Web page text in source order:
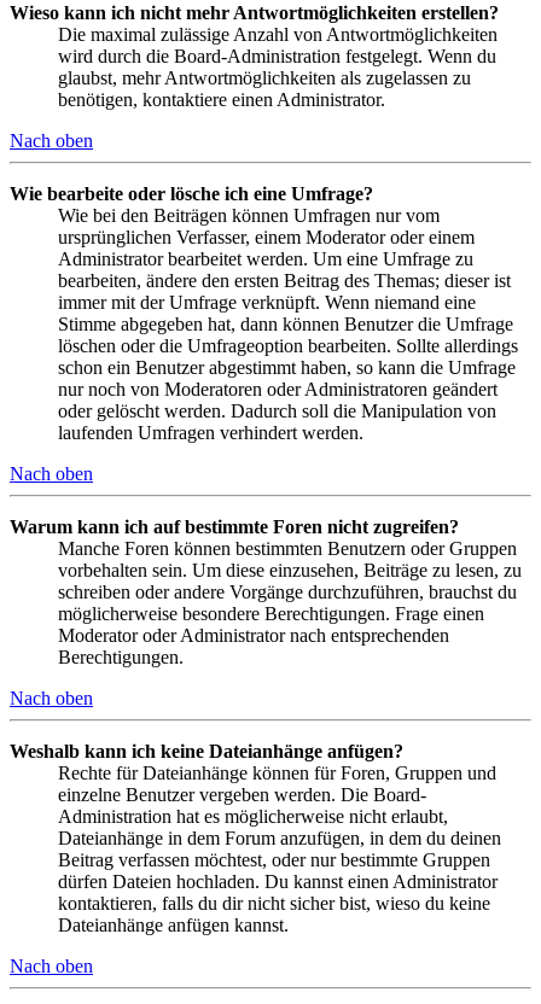
Wieso kann ich nicht mehr Antwortmöglichkeiten erstellen?
Die maximal zulässige Anzahl von Antwortmöglichkeiten
wird durch die Board-Administration festgelegt. Wenn du
glaubst, mehr Antwortmöglichkeiten als zugelassen zu
benötigen, kontaktiere einen Administrator.
Nach oben
Wie bearbeite oder lösche ich eine Umfrage?
Wie bei den Beiträgen können Umfragen nur vom
ursprünglichen Verfasser, einem Moderator oder einem
Administrator bearbeitet werden. Um eine Umfrage zu
bearbeiten, ändere den ersten Beitrag des Themas; dieser ist
immer mit der Umfrage verknüpft. Wenn niemand eine
Stimme abgegeben hat, dann können Benutzer die Umfrage
löschen oder die Umfrageoption bearbeiten. Sollte allerdings
schon ein Benutzer abgestimmt haben, so kann die Umfrage
nur noch von Moderatoren oder Administratoren geändert
oder gelöscht werden. Dadurch soll die Manipulation von
laufenden Umfragen verhindert werden.
Nach oben
Warum kann ich auf bestimmte Foren nicht zugreifen?
Manche Foren können bestimmten Benutzern oder Gruppen
vorbehalten sein. Um diese einzusehen, Beiträge zu lesen, zu
schreiben oder andere Vorgänge durchzuführen, brauchst du
möglicherweise besondere Berechtigungen. Frage einen
Moderator oder Administrator nach entsprechenden
Berechtigungen.
Nach oben
Weshalb kann ich keine Dateianhänge anfügen?
Rechte für Dateianhänge können für Foren, Gruppen und
einzelne Benutzer vergeben werden. Die Board-
Administration hat es möglicherweise nicht erlaubt,
Dateianhänge in dem Forum anzufügen, in dem du deinen
Beitrag verfassen möchtest, oder nur bestimmte Gruppen
dürfen Dateien hochladen. Du kannst einen Administrator
kontaktieren, falls du dir nicht sicher bist, wieso du keine
Dateianhänge anfügen kannst.
Nach oben